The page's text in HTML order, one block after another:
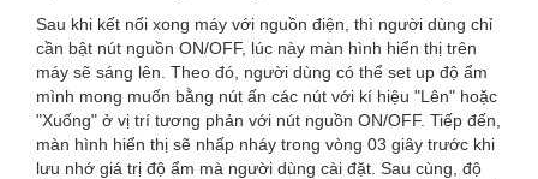
Sau khi kết nối xong máy với nguồn điện, thì người dùng chỉ
cần bật nút nguồn ON/OFF, lúc này màn hình hiển thị trên
máy sẽ sáng lên. Theo đó, người dùng có thể set up độ ẩm
mình mong muốn bằng nút ấn các nút với kí hiệu "Lên" hoặc
"Xuống" ở vị trí tương phản với nút nguồn ON/OFF. Tiếp đến,
màn hình hiển thị sẽ nhấp nháy trong vòng 03 giây trước khi
lưu nhớ giá trị độ ẩm mà người dùng cài đặt. Sau cùng, độ